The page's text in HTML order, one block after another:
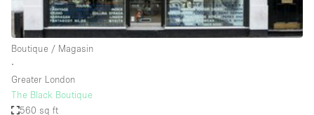
Cuisine
De plain-pied
Entrée Large
Espace Avec Vue
Espace Brut
Boutique / Magasin
∙
Greater London
The Black Boutique
560 sq ft